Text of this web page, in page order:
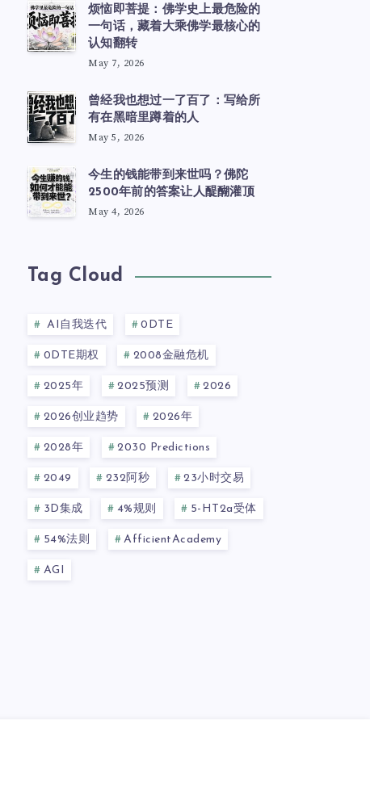
烦恼即菩提：佛学史上最危险的
一句话，藏着大乘佛学最核心的
认知翻转
May 7, 2026
曾经我也想过一了百了：写给所
有在黑暗里蹲着的人
May 5, 2026
今生的钱能带到来世吗？佛陀
2500年前的答案让人醍醐灌顶
May 4, 2026
Tag Cloud
AI自我迭代 0DTE
0DTE期权 2008金融危机
2025年 2025预测 2026
2026创业趋势 2026年
2028年 2030 Predictions
2049 232阿秒 23小时交易
3D集成 4%规则 5-HT2a受体
54%法则 AfficientAcademy
AGI